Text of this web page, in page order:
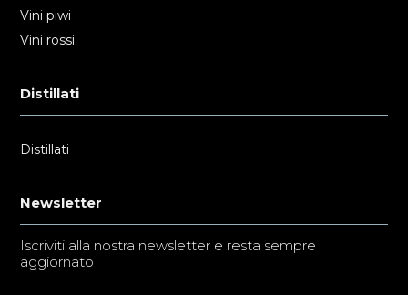
Vini piwi
Vini rossi
Distillati
Distillati
Newsletter
Iscriviti alla nostra newsletter e resta sempre
aggiornato